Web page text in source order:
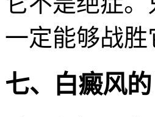
一定能够战胜
七、白癜风